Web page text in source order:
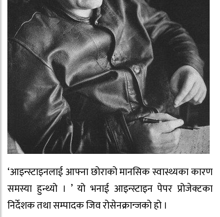
‘आइन्स्टाइनलाई आफ्ना छोराको मानसिक स्वास्थ्यका कारण
समस्या हुन्थ्यो । ’ यो भनाई आइन्स्टाइन पेपर प्रोजेक्टका
निर्देशक तथा सम्पादक जिव रोसेनक्रान्जको हो ।